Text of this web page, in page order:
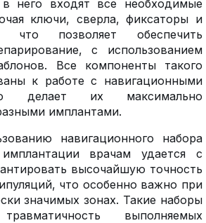
него входят все необходимые
ключи, сверла, фиксаторы и
что позволяет обеспечить
с использованием
Все компоненты такого
к работе с навигационными
делает их максимально
имплантами.
навигационного набора
врачам удается с
высочайшую точность
что особенно важно при
значимых зонах. Такие наборы
выполняемых